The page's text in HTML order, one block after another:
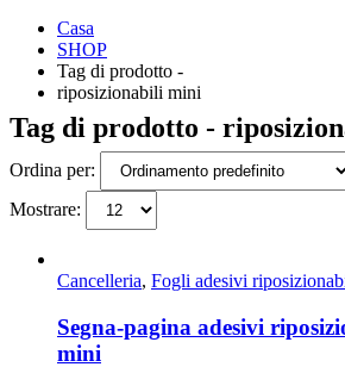
Casa
SHOP
Tag di prodotto -
riposizionabili mini
Tag di prodotto -
Ordina per:
Mostrare:
Cancelleria, Fogli adesivi
Segna-pagina adesivi
mini